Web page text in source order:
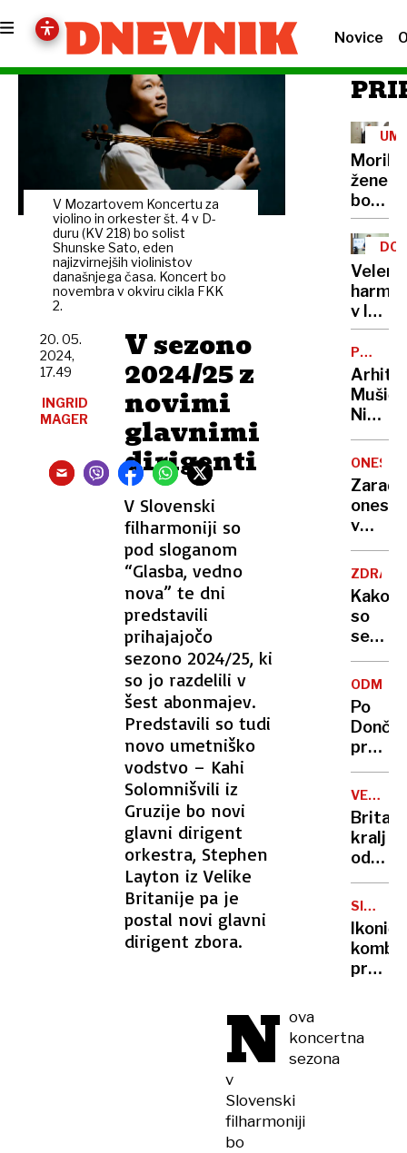
Novice
V Mozartovem Koncertu za
violino in orkester št. 4 v D-
duru (KV 218) bo solist
Shunske Sato, eden
najizvirnejših violinistov
današnjega časa. Koncert bo
novembra v okviru cikla FKK
2.
V sezono
2024/25 z
novimi
glavnimi
dirigenti
V Slovenski
filharmoniji so
pod sloganom
“Glasba, vedno
nova” te dni
predstavili
prihajajočo
sezono 2024/25, ki
so jo razdelili v
šest abonmajev.
Predstavili so tudi
novo umetniško
vodstvo – Kahi
Solomnišvili iz
Gruzije bo novi
glavni dirigent
orkestra, Stephen
Layton iz Velike
Britanije pa je
postal novi glavni
dirigent zbora.
20. 05.
2024,
17.49
INGRID
MAGER
N ova
koncertna
sezona
v
Slovenski
filharmoniji
bo
žene
bo
sedel
21
let
v lov
na
nov
rekord
CENTER
Mušič:
Nikoli
nisem
da je
to v
moji
sploh
Zaradi
v
delu
voda
Kako
so
se
cilji
vlade
Po
Karma
je
psica,
Nico
pa
njen
sin
VELIKA
kralj
zaradi
raka
SIMBOL
kombi